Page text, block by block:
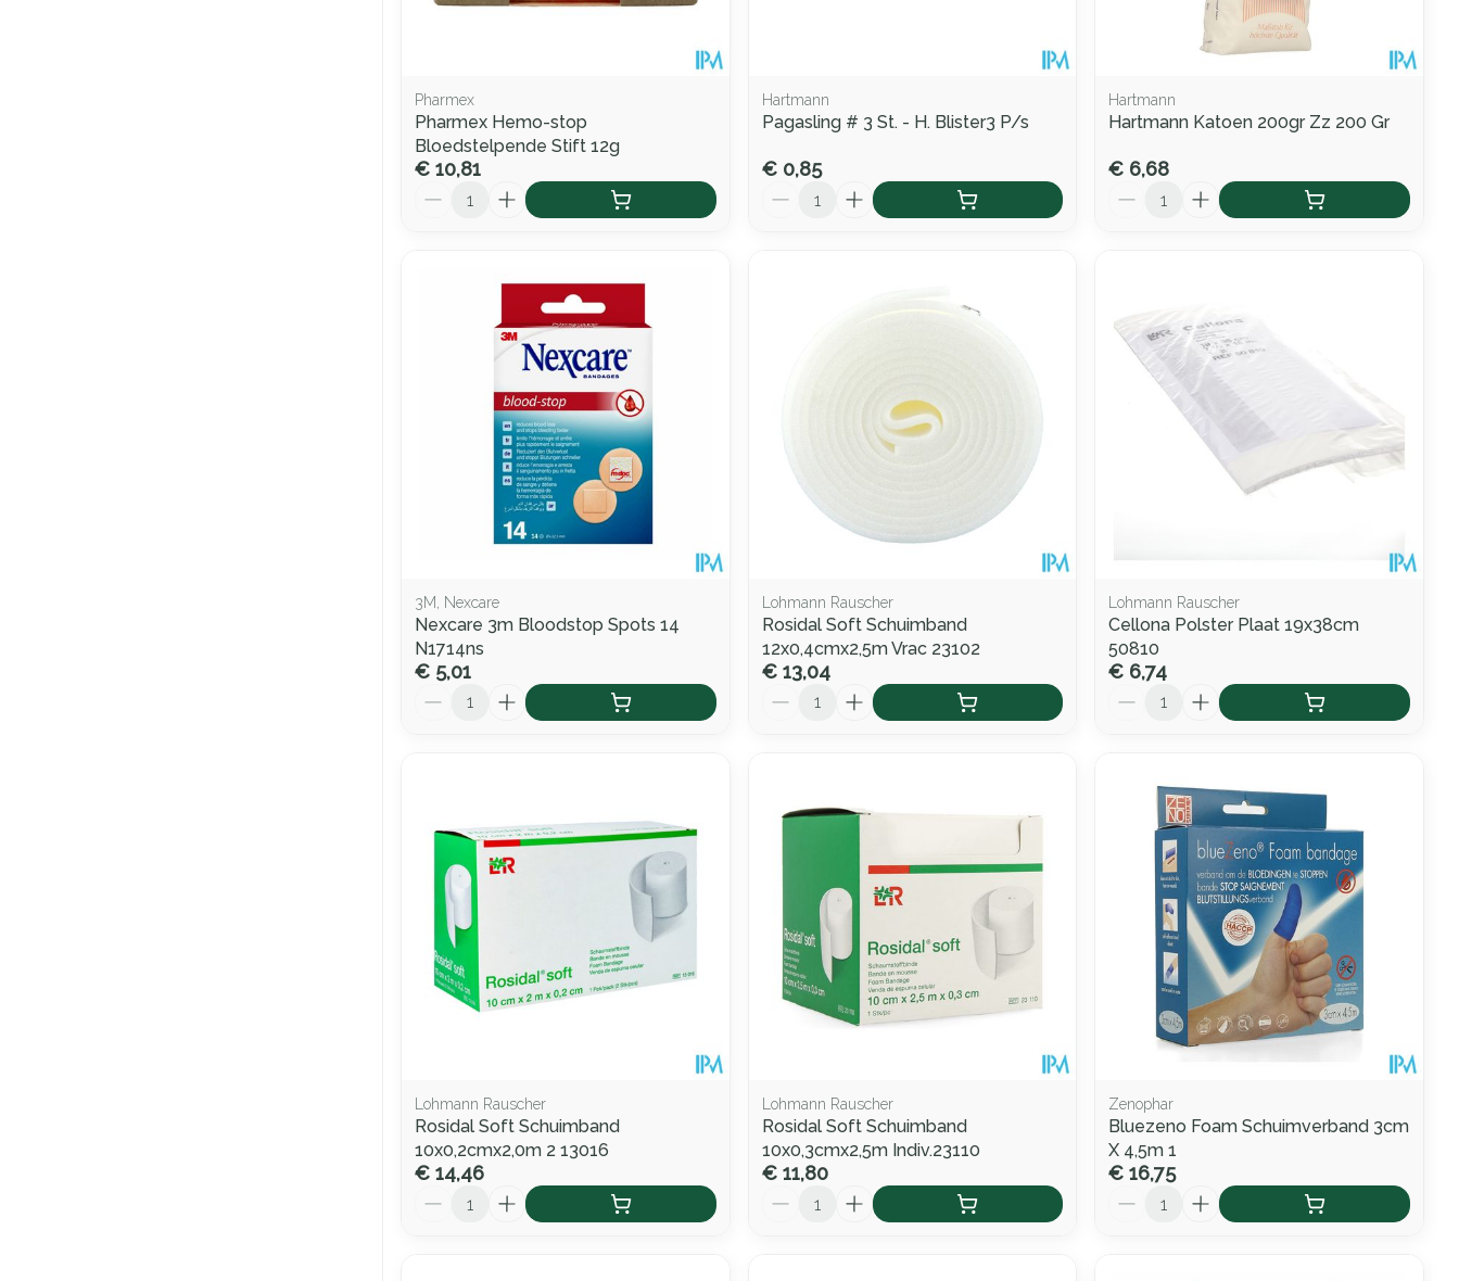
Pharmex
Pharmex Hemo-stop
Bloedstelpende Stift 12g
€ 10,81
Hartmann
Pagasling # 3 St. - H. Blister3 P/s
€ 0,85
Hartmann
Hartmann Katoen 200gr Zz 200 Gr
€ 6,68
3M, Nexcare
Nexcare 3m Bloodstop Spots 14
N1714ns
€ 5,01
Lohmann Rauscher
Rosidal Soft Schuimband
12x0,4cmx2,5m Vrac 23102
€ 13,04
Lohmann Rauscher
Cellona Polster Plaat 19x38cm
50810
€ 6,74
Lohmann Rauscher
Rosidal Soft Schuimband
10x0,2cmx2,0m 2 13016
€ 14,46
Lohmann Rauscher
Rosidal Soft Schuimband
10x0,3cmx2,5m Indiv.23110
€ 11,80
Zenophar
Bluezeno Foam Schuimverband 3cm
X 4,5m 1
€ 16,75